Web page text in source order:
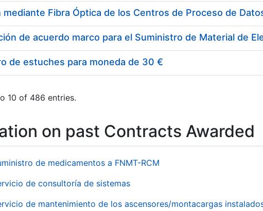
de estuches para moneda de 30 €
10 of 486 entries.
on past Contracts Awarded
de medicamentos a FNMT-RCM
de consultoría de sistemas
de mantenimiento de los ascensores/montacargas